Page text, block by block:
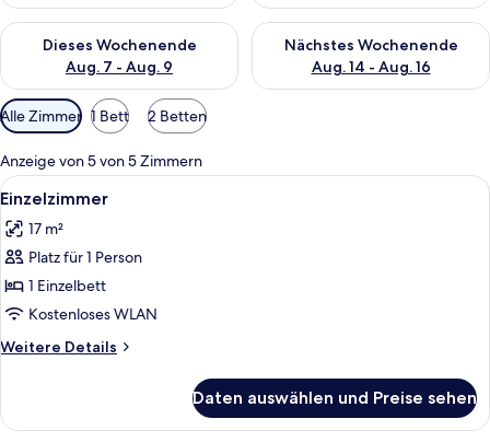
Dieses Wochenende
Aug. 7 - Aug. 9
Überprüfe die Verfügbarkeit für dieses Wochenende, Aug. 7
Nächstes Wochenende
Aug. 14 - Aug. 16
Überprüfe die Verfügbarkeit
Verfügbare
Filter
für
Zimmer
Alle Zimmer 1 Bett 2 Betten
Anzeige von 5 von 5 Zimmern
Alle
Fotos
für
Einzelzimmer
anzeigen
Ein Hotelzimmer mit einem Bett,
2
Einzelzimmer
17 m²
Platz für 1 Person
1 Einzelbett
Kostenloses WLAN
Weitere Details
Weitere
Daten auswählen und Preise sehen